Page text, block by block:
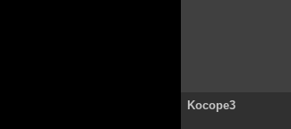
Kocope3